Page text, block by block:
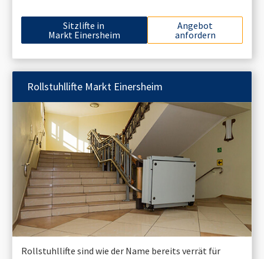
Sitzlifte in
Markt Einersheim
Angebot
anfordern
Rollstuhllifte Markt Einersheim
Rollstuhllifte sind wie der Name bereits verrät für